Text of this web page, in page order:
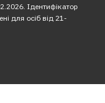
Ідентифікатор
для осіб від 21-